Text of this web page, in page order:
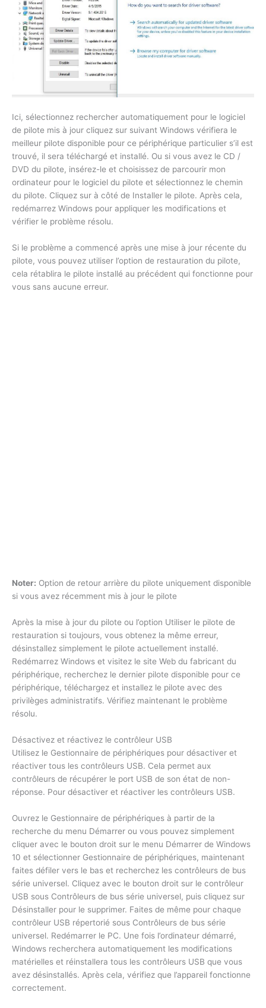
Ici, sélectionnez rechercher automatiquement pour le logiciel
de pilote mis à jour cliquez sur suivant Windows vérifiera le
meilleur pilote disponible pour ce périphérique particulier s’il est
trouvé, il sera téléchargé et installé. Ou si vous avez le CD /
DVD du pilote, insérez-le et choisissez de parcourir mon
ordinateur pour le logiciel du pilote et sélectionnez le chemin
du pilote. Cliquez sur à côté de Installer le pilote. Après cela,
redémarrez Windows pour appliquer les modifications et
vérifier le problème résolu.
Si le problème a commencé après une mise à jour récente du
pilote, vous pouvez utiliser l’option de restauration du pilote,
cela rétablira le pilote installé au précédent qui fonctionne pour
vous sans aucune erreur.
Noter: Option de retour arrière du pilote uniquement disponible
si vous avez récemment mis à jour le pilote
Après la mise à jour du pilote ou l’option Utiliser le pilote de
restauration si toujours, vous obtenez la même erreur,
désinstallez simplement le pilote actuellement installé.
Redémarrez Windows et visitez le site Web du fabricant du
périphérique, recherchez le dernier pilote disponible pour ce
périphérique, téléchargez et installez le pilote avec des
privilèges administratifs. Vérifiez maintenant le problème
résolu.
Désactivez et réactivez le contrôleur USB
Utilisez le Gestionnaire de périphériques pour désactiver et
réactiver tous les contrôleurs USB. Cela permet aux
contrôleurs de récupérer le port USB de son état de non-
réponse. Pour désactiver et réactiver les contrôleurs USB.
Ouvrez le Gestionnaire de périphériques à partir de la
recherche du menu Démarrer ou vous pouvez simplement
cliquer avec le bouton droit sur le menu Démarrer de Windows
10 et sélectionner Gestionnaire de périphériques, maintenant
faites défiler vers le bas et recherchez les contrôleurs de bus
série universel. Cliquez avec le bouton droit sur le contrôleur
USB sous Contrôleurs de bus série universel, puis cliquez sur
Désinstaller pour le supprimer. Faites de même pour chaque
contrôleur USB répertorié sous Contrôleurs de bus série
universel. Redémarrer le PC. Une fois l’ordinateur démarré,
Windows recherchera automatiquement les modifications
matérielles et réinstallera tous les contrôleurs USB que vous
avez désinstallés. Après cela, vérifiez que l’appareil fonctionne
correctement.